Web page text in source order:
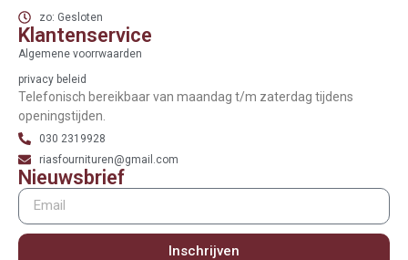
zo: Gesloten
Klantenservice
Algemene voorrwaarden
privacy beleid
Telefonisch bereikbaar van maandag t/m zaterdag tijdens
openingstijden.
030 2319928
riasfournituren@gmail.com
Nieuwsbrief
Inschrijven